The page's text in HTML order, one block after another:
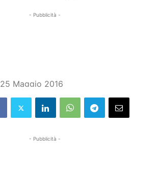
- Pubblicità -
25 Maggio 2016
- Pubblicità -